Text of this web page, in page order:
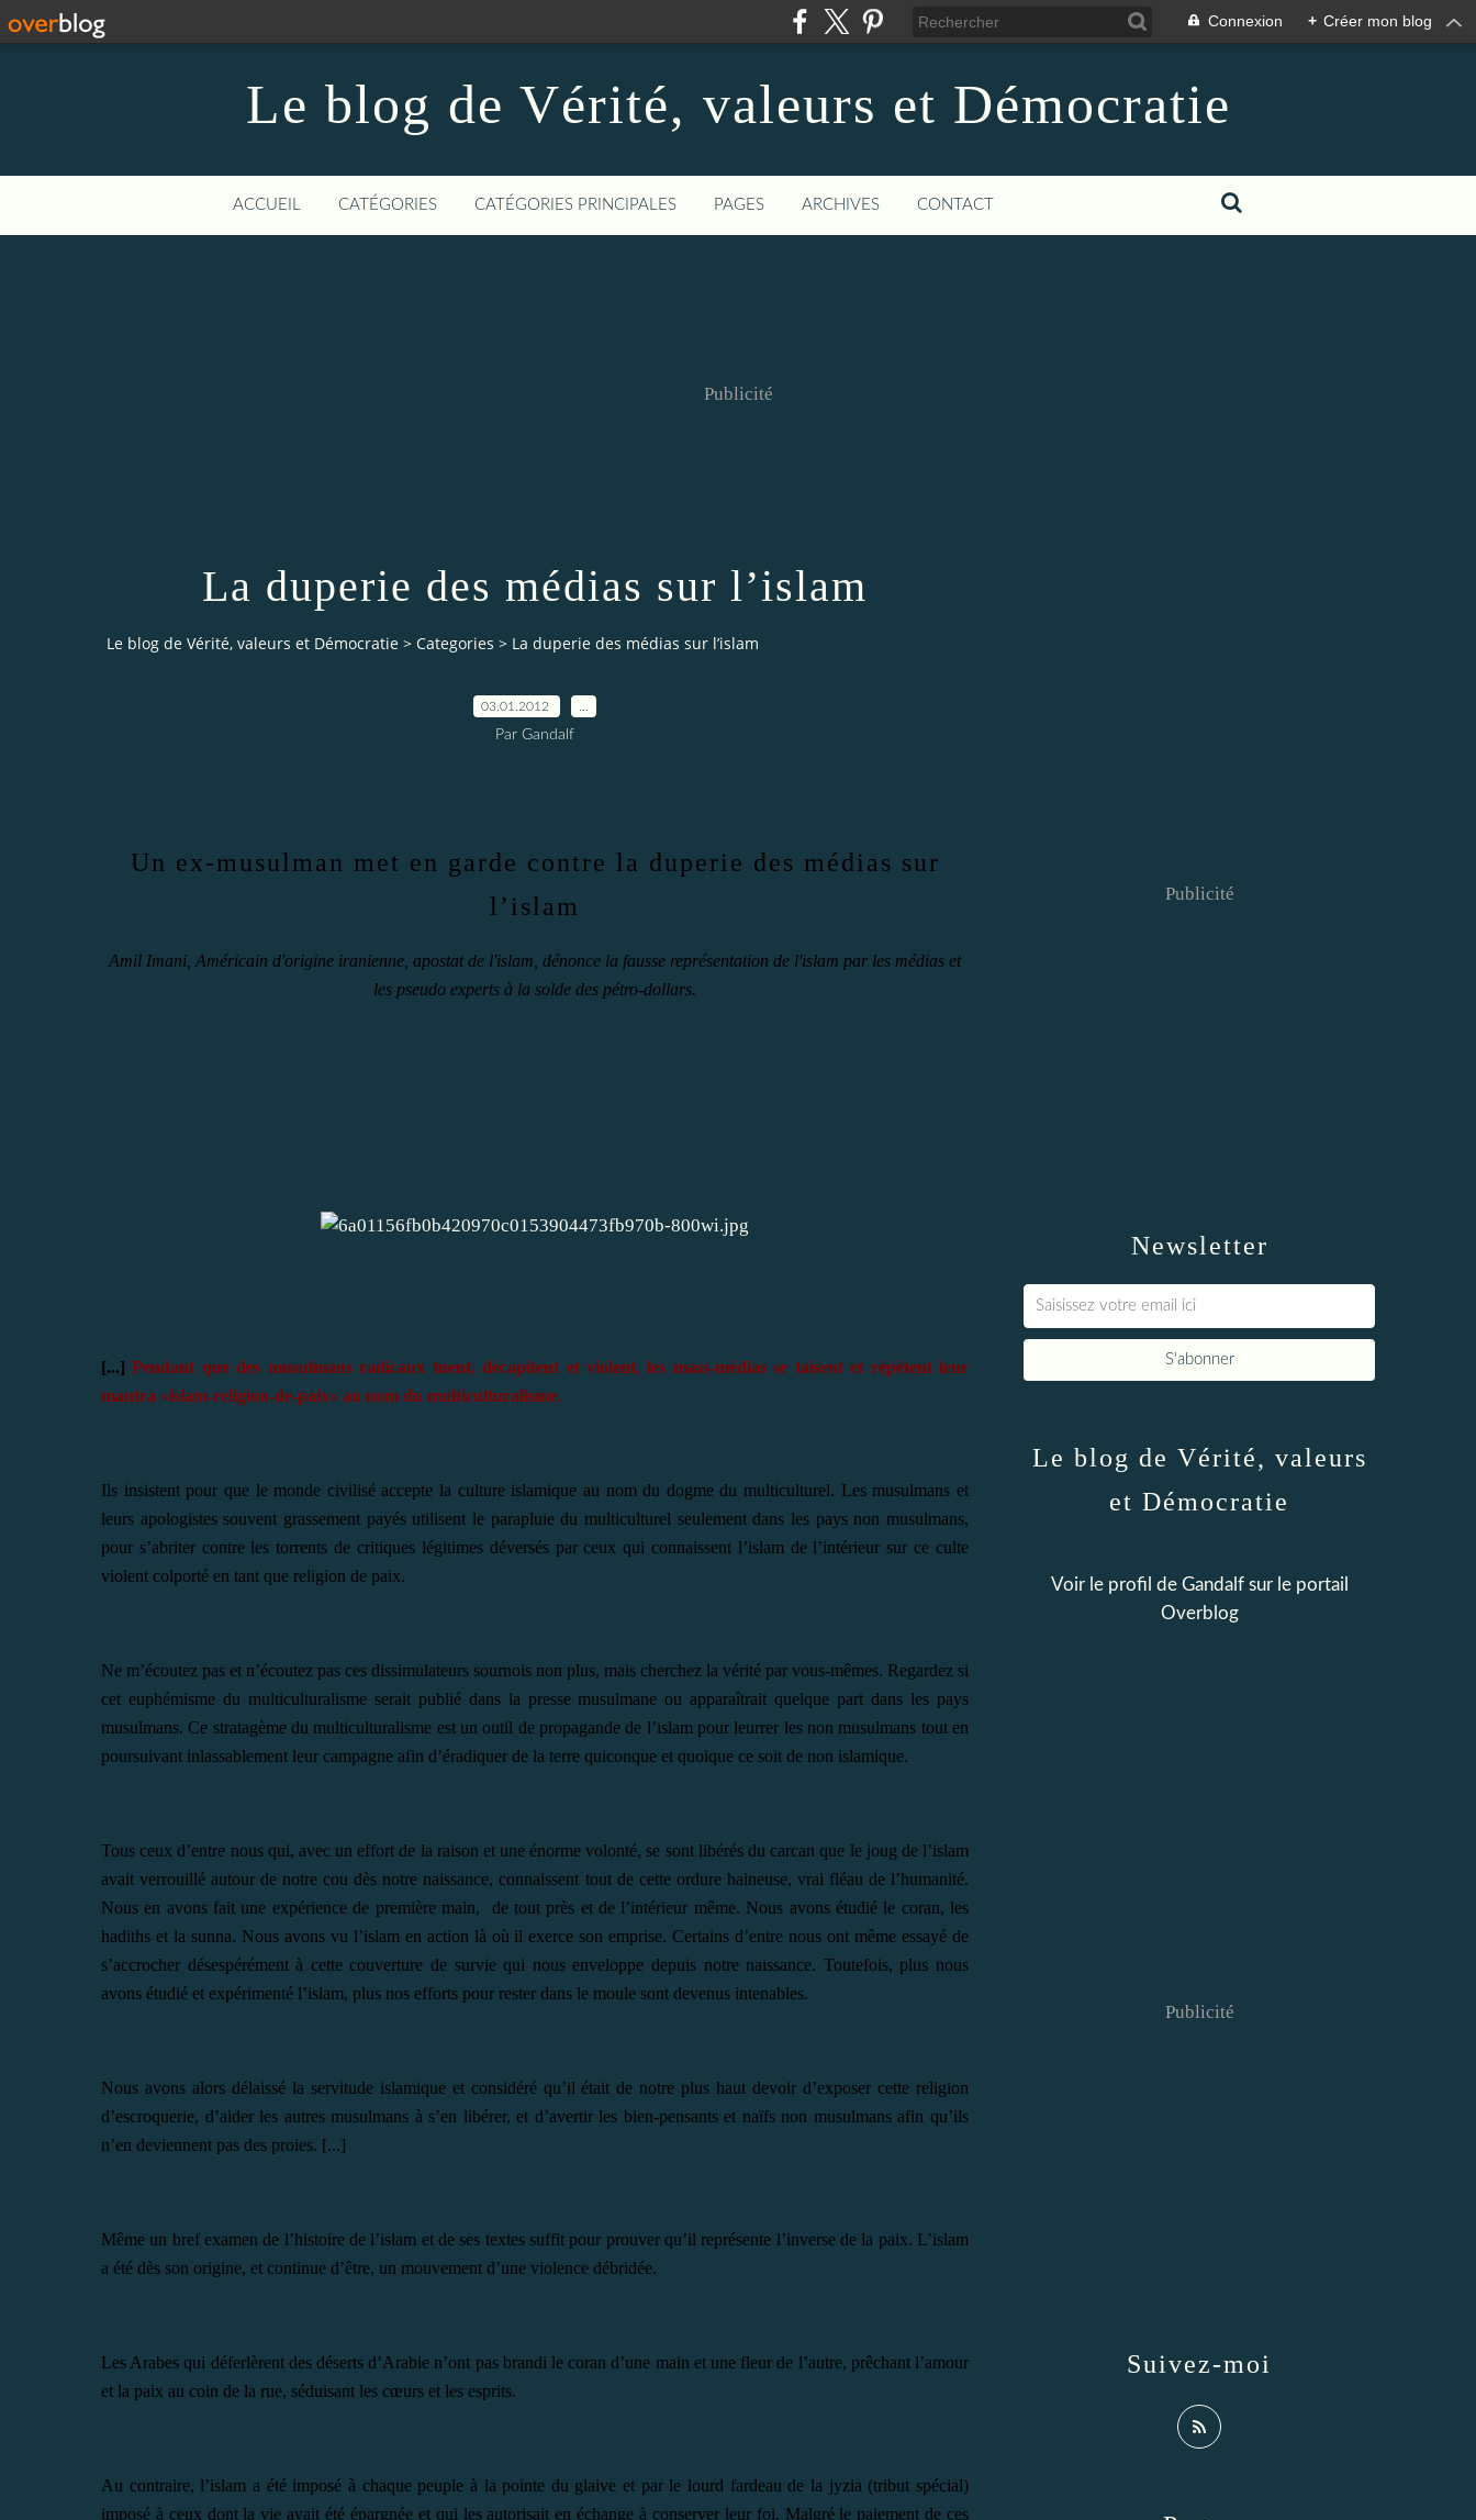
Connexion + Créer mon blog
Le blog de Vérité, valeurs et Démocratie
ACCUEIL CATÉGORIES CATÉGORIES PRINCIPALES PAGES ARCHIVES CONTACT
Publicité
La duperie des médias sur l’islam
Le blog de Vérité, valeurs et Démocratie > Categories > La duperie des médias sur l’islam
03.01.2012
Par Gandalf
Un ex-musulman met en garde contre la duperie des médias sur
l’islam
Amil Imani, Américain d'origine iranienne, apostat de l'islam, dénonce la fausse représentation de l'islam par les médias et
les pseudo experts à la solde des pétro-dollars.
[...]Pendant que des musulmans radicaux tuent, décapitent et violent, les mass-médias se taisent et répètent leur
mantra «islam-religion-de-paix» au nom du multiculturalisme.
Ils insistent pour que le monde civilisé accepte la culture islamique au nom du dogme du multiculturel. Les musulmans et
leurs apologistes souvent grassement payés utilisent le parapluie du multiculturel seulement dans les pays non musulmans,
pour s’abriter contre les torrents de critiques légitimes déversés par ceux qui connaissent l’islam de l’intérieur sur ce culte
violent colporté en tant que religion de paix.
Ne m’écoutez pas et n’écoutez pas ces dissimulateurs sournois non plus, mais cherchez la vérité par vous-mêmes. Regardez si
cet euphémisme du multiculturalisme serait publié dans la presse musulmane ou apparaîtrait quelque part dans les pays
musulmans. Ce stratagème du multiculturalisme est un outil de propagande de l’islam pour leurrer les non musulmans tout en
poursuivant inlassablement leur campagne afin d’éradiquer de la terre quiconque et quoique ce soit de non islamique.
Tous ceux d’entre nous qui, avec un effort de la raison et une énorme volonté, se sont libérés du carcan que le joug de l’islam
avait verrouillé autour de notre cou dès notre naissance, connaissent tout de cette ordure haineuse, vrai fléau de l’humanité.
Nous en avons fait une expérience de première main, de tout près et de l’intérieur même. Nous avons étudié le coran, les
hadiths et la sunna. Nous avons vu l’islam en action là où il exerce son emprise. Certains d’entre nous ont même essayé de
s’accrocher désespérément à cette couverture de survie qui nous enveloppe depuis notre naissance. Toutefois, plus nous
avons étudié et expérimenté l’islam, plus nos efforts pour rester dans le moule sont devenus intenables.
Nous avons alors délaissé la servitude islamique et considéré qu’il était de notre plus haut devoir d’exposer cette religion
d’escroquerie, d’aider les autres musulmans à s’en libérer, et d’avertir les bien-pensants et naïfs non musulmans afin qu’ils
n’en deviennent pas des proies. [...]
Même un bref examen de l’histoire de l’islam et de ses textes suffit pour prouver qu’il représente l’inverse de la paix. L’islam
a été dès son origine, et continue d’être, un mouvement d’une violence débridée.
Les Arabes qui déferlèrent des déserts d’Arabie n’ont pas brandi le coran d’une main et une fleur de l’autre, prêchant l’amour
et la paix au coin de la rue, séduisant les cœurs et les esprits.
Au contraire, l’islam a été imposé à chaque peuple à la pointe du glaive et par le lourd fardeau de la jyzia (tribut spécial)
imposé à ceux dont la vie avait été épargnée et qui les autorisait en échange à conserver leur foi. Malgré le paiement de ces
Newsletter
Publicité
Le blog de Vérité, valeurs
et Démocratie
Voir le profil de Gandalfsur le portail
Overblog
Suivez-moi
Publicité